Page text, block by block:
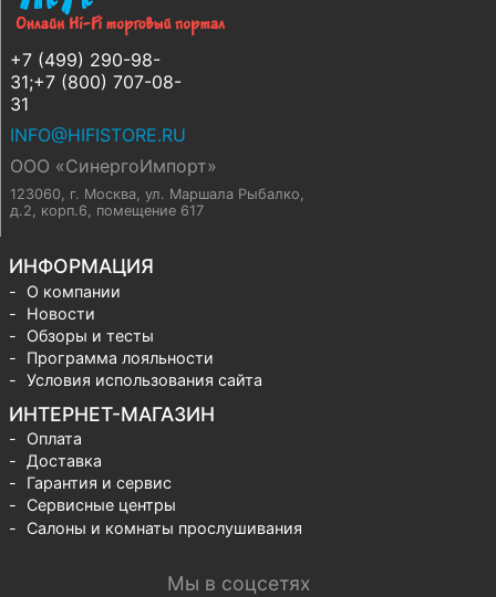
+7 (499) 290-98-
31;+7 (800) 707-08-
31
INFO@HIFISTORE.RU
ООО «СинергоИмпорт»
123060, г. Москва, ул. Маршала Рыбалко,
д.2, корп.6, помещение 617
ИНФОРМАЦИЯ
О компании
Новости
Обзоры и тесты
Программа лояльности
Условия использования сайта
ИНТЕРНЕТ-МАГАЗИН
Оплата
Доставка
Гарантия и сервис
Сервисные центры
Салоны и комнаты прослушивания
Мы в соцсетях